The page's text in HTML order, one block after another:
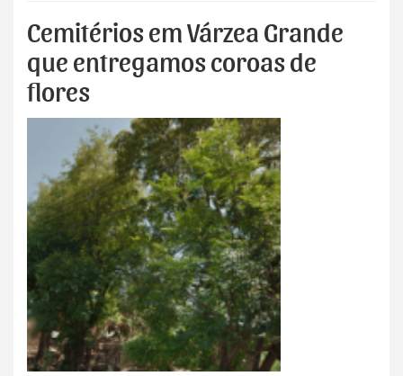
Cemitérios em Várzea Grande
que entregamos coroas de
flores